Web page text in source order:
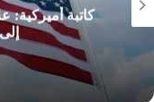
كاتبة أميركية: